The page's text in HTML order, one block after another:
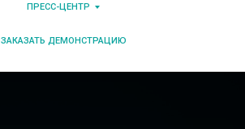
ПРЕСС-ЦЕНТР
ЗАКАЗАТЬ ДЕМОНСТРАЦИЮ